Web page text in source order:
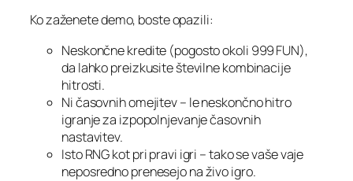
Ko zaženete demo, boste opazili:
Neskončne kredite (pogosto okoli 999 FUN),
da lahko preizkusite številne kombinacije
hitrosti.
Ni časovnih omejitev – le neskončno hitro
igranje za izpopolnjevanje časovnih
nastavitev.
Isto RNG kot pri pravi igri – tako se vaše vaje
neposredno prenesejo na živo igro.